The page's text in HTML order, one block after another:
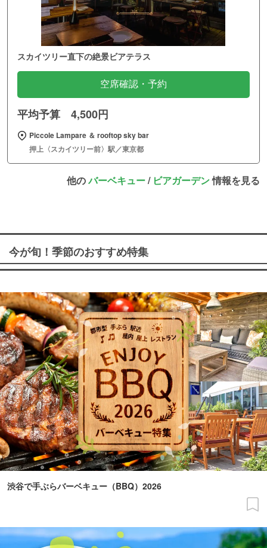
スカイツリー直下の絶景ビアテラス
空席確認・予約
平均予算 4,500円
Piccole Lampare ＆ rooftop sky bar
押上〈スカイツリー前〉駅／東京都
他のバーベキュー/ ビアガーデン情報を見る
今が旬！季節のおすすめ特集
渋谷で手ぶらバーベキュー（BBQ）2026